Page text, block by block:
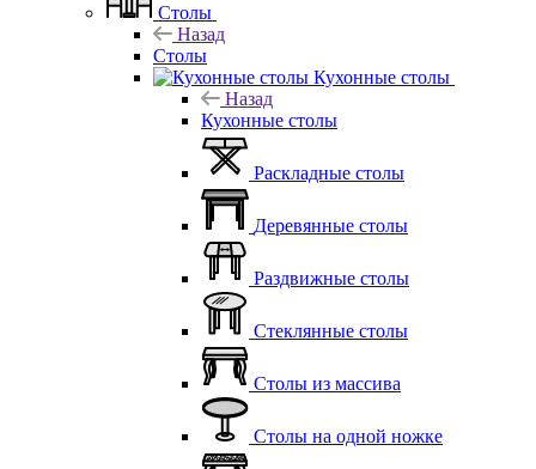
Столы
Назад
Столы
Кухонные столы
Назад
Кухонные столы
Раскладные столы
Деревянные столы
Раздвижные столы
Стеклянные столы
Столы из массива
Столы на одной ножке